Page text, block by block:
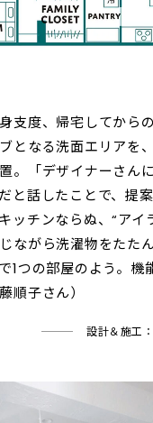
支度、帰宅してからの
となる洗面エリアを
。「デザイナーさん
と話したことで、提
ッチンならぬ、“アイ
ながら洗濯物をたた
1つの部屋のよう。機
順子さん）
設計＆施工